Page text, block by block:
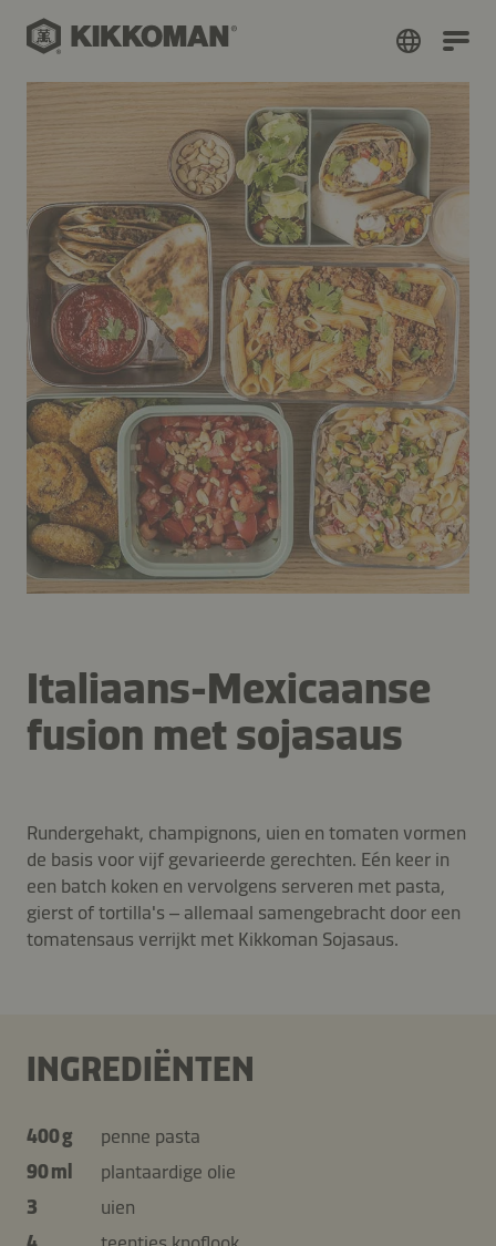
Italiaans-Mexicaanse
fusion met sojasaus
Rundergehakt, champignons, uien en tomaten vormen
de basis voor vijf gevarieerde gerechten. Eén keer in
een batch koken en vervolgens serveren met pasta,
gierst of tortilla's – allemaal samengebracht door een
tomatensaus verrijkt met Kikkoman Sojasaus.
INGREDIËNTEN
400 g
penne pasta
90 ml
plantaardige olie
3
uien